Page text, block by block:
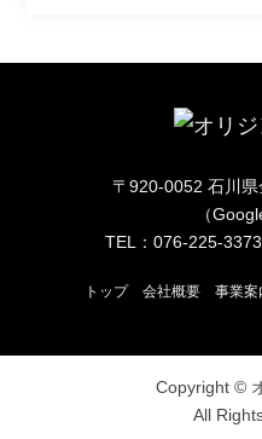
〒920-0052 石川
（
TEL：076-225-
トップ 会社概要 事業案
Copyright ©
All